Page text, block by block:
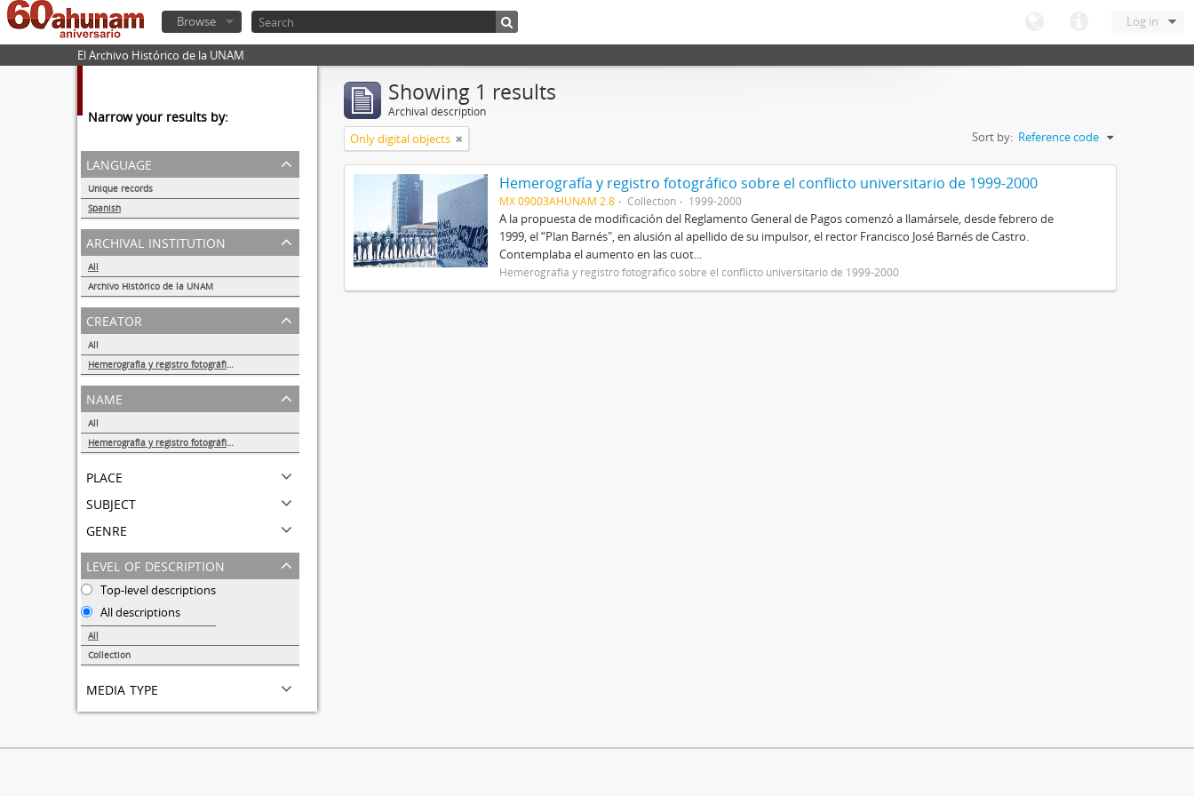
Log in
Browse
El Archivo Histórico de la UNAM
Narrow your results by:
language
Unique records
Spanish
1
archival institution
All
Archivo Histórico de la UNAM
1
creator
All
Hemerografía y registro fotográfico sobre el conflicto universitario de 1999-2000
1
name
All
Hemerografía y registro fotográfico sobre el conflicto universitario de 1999-2000
place
subject
genre
level of description
Top-level descriptions
All descriptions
All
Collection
media type
Showing 1 results
Archival description
Only digital objects Sort by: Reference code
Hemerografía y registro fotográfico sobre el conflicto universitario de 1999-2000
MX 09003AHUNAM 2.8 Collection 1999-2000
A la propuesta de modificación del Reglamento General de Pagos comenzó a llamársele, desde febrero de
1999, el “Plan Barnés", en alusión al apellido de su impulsor, el rector Francisco José Barnés de Castro.
Contemplaba el aumento en las cuot...
Hemerografía y registro fotográfico sobre el conflicto universitario de 1999-2000